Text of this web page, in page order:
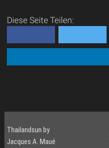
Diese Seite Teilen:
Thailandsun by
Jacques A. Maué